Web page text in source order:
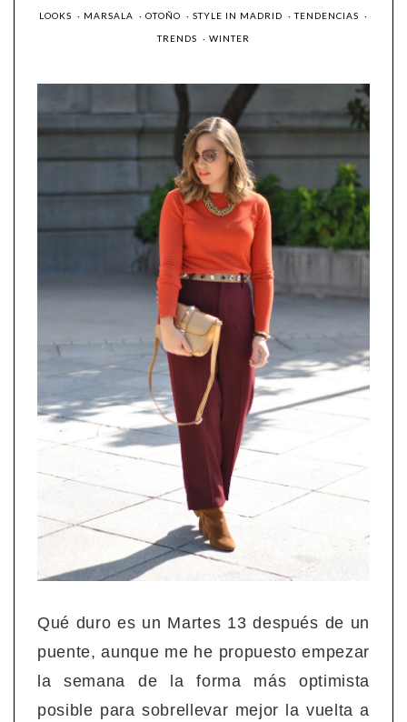
LOOKS · MARSALA · OTOÑO · STYLE IN MADRID ·TENDENCIAS ·
TRENDS · WINTER
Qué duro es un Martes 13 después de un
puente, aunque me he propuesto empezar
la semana de la forma más optimista
posible para sobrellevar mejor la vuelta a